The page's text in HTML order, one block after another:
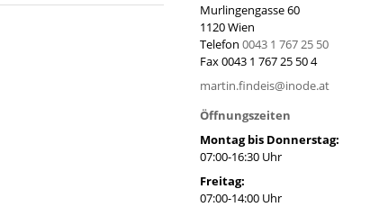
Murlingengasse 60
1120Wien
Telefon 0043 1 767 25 50
Fax0043 1 767 25 50 4
martin.findeis@inode.at
Öffnungszeiten
Montag bis Donnerstag:
07:00-16:30 Uhr
Freitag:
07:00-14:00 Uhr